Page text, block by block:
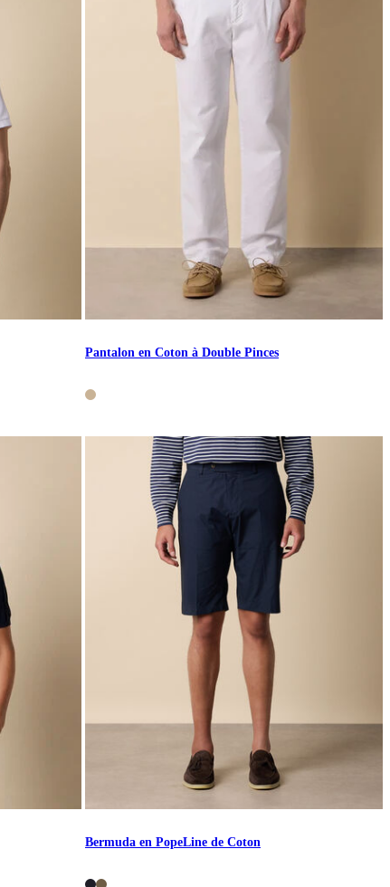
Pantalon en Coton à Double Pinces
Bermuda en PopeLine de Coton